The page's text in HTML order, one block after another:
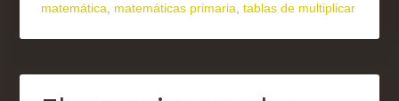
matemática, matemáticas primaria,tablas de multiplicar